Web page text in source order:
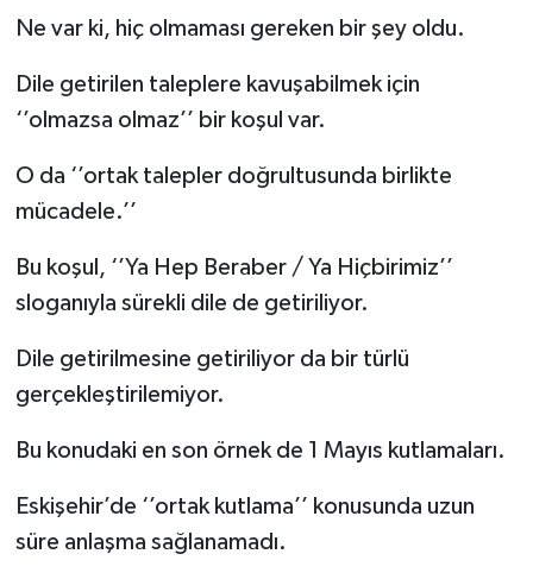
Ne var ki, hiç olmaması gereken bir şey oldu.
Dile getirilen taleplere kavuşabilmek için
‘’olmazsa olmaz’’ bir koşul var.
O da ‘’ortak talepler doğrultusunda birlikte
mücadele.’’
Bu koşul, ‘’Ya Hep Beraber / Ya Hiçbirimiz’’
sloganıyla sürekli dile de getiriliyor.
Dile getirilmesine getiriliyor da bir türlü
gerçekleştirilemiyor.
Bu konudaki en son örnek de 1 Mayıs kutlamaları.
Eskişehir’de ‘’ortak kutlama’’ konusunda uzun
süre anlaşma sağlanamadı.